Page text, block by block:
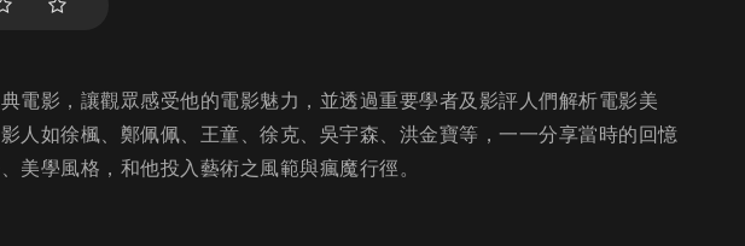
電影，讓觀眾感受他的電影魅力，並透過重要學者及影評人們解析電影美
人如徐楓、鄭佩佩、王童、徐克、吳宇森、洪金寶等，一一分享當時的回憶
美學風格，和他投入藝術之風範與瘋魔行徑。